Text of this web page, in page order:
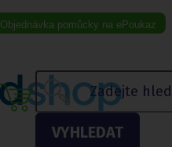
Objednávka pomůcky na ePoukaz
VYHLEDAT